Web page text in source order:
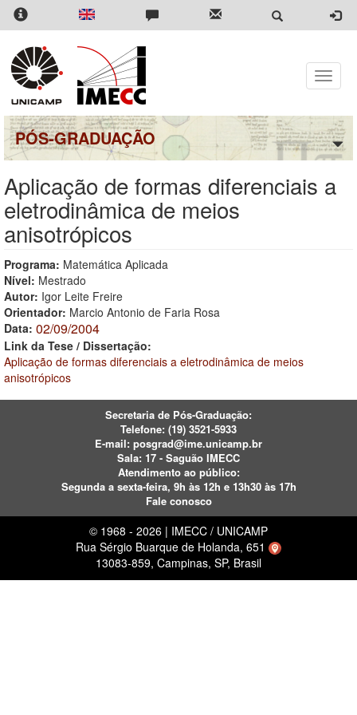
Pular
para
conteúdo
principal
Toggle
PÓS-GRADUAÇÃO
Aplicação de formas diferenciais a
eletrodinâmica de meios
anisotrópicos
Programa: Matemática Aplicada
Nível: Mestrado
Autor: Igor Leite Freire
Orientador: Marcio Antonio de Faria Rosa
Data: 02/09/2004
Link da Tese / Dissertação:
Aplicação de formas diferenciais a eletrodinâmica de meios
anisotrópicos
Secretaria de Pós-Graduação:
Telefone: (19) 3521-5933
E-mail: posgrad@ime.unicamp.br
Sala: 17 - Saguão IMECC
Atendimento ao público:
Segunda a sexta-feira, 9h às 12h e 13h30 às 17h
Fale conosco
© 1968 - 2026 | IMECC / UNICAMP
Rua Sérgio Buarque de Holanda, 651
13083-859, Campinas, SP, Brasil